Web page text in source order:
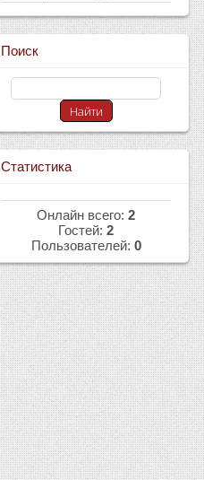
Поиск
Статистика
Онлайн всего: 2
Гостей: 2
Пользователей: 0